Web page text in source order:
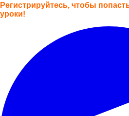
Регистрируйтесь, чтобы
уроки!